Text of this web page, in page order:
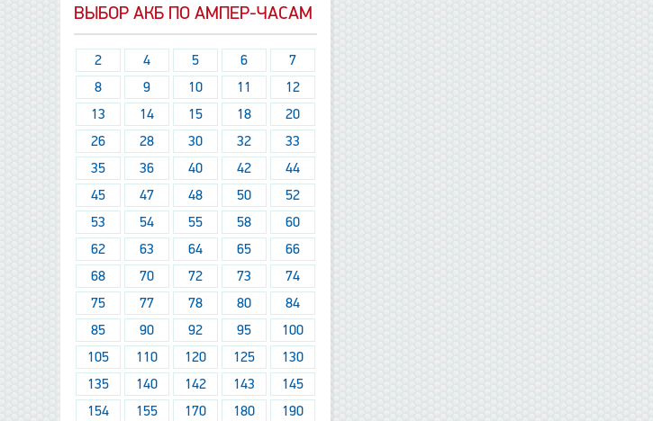
ВЫБОР АКБ ПО АМПЕР-ЧАСАМ
2 4 5 6
7
8
9 10 11
12
13
14 15 18
20
26
28 30 32
33
35
36 40 42
44
45
47 48 50
52
53
54 55 58
60
62
63 64 65
66
68
70 72 73
74
75
77 78 80
84
85
90 92 95
100
105
110 120 125
130
135
140 142 143
145
154
155 170 180
190